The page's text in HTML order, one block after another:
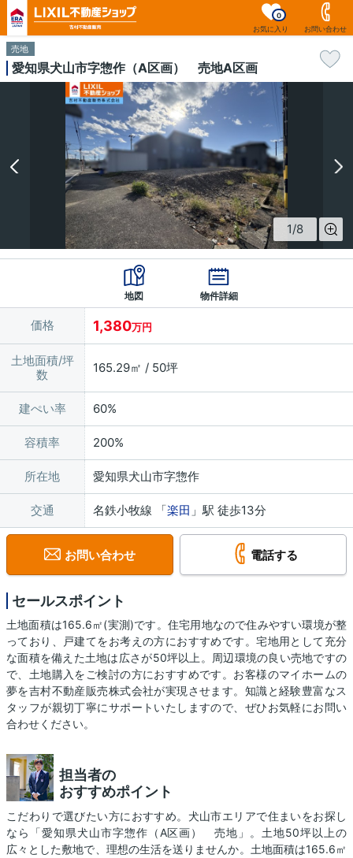
お気に入り
0
お問い合わせ
売地
愛知県犬山市字惣作（A区画） 売地A区画
1/8
地図 物件詳細
価格 1,380万円
土地面積/坪
数
165.29㎡ / 50坪
建ぺい率 60%
容積率 200%
所在地 愛知県犬山市字惣作
交通 名鉄小牧線 「楽田 」駅 徒歩13分
お問い合わせ 電話する
セールスポイント
土地面積は165.6㎡(実測)です。住宅用地なので住みやすい環境が整
っており、戸建てをお考えの方におすすめです。宅地用として充分
な面積を備えた土地は広さが50坪以上。周辺環境の良い売地ですの
で、土地購入をご検討の方におすすめです。お客様のマイホームの
夢を吉村不動産販売株式会社が実現させます。知識と経験豊富なス
タッフが親切丁寧にサポートいたしますので、ぜひお気軽にお問い
合わせください。
担当者の
おすすめポイント
こだわりで選びたい方におすすめ。犬山市エリアで住まいをお探し
なら「愛知県犬山市字惣作（A区画） 売地」。土地50坪以上の
広々とした敷地で、理想の生活を送りませんか。土地面積は165.6㎡